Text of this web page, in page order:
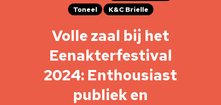
Toneel
K&C Brielle
Volle zaal bij het
Eenakterfestival
2024: Enthousiast
publiek en